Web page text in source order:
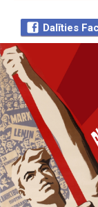
Dalīties